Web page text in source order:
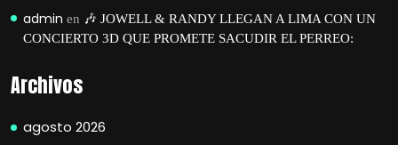
admin en 🎶 JOWELL & RANDY LLEGAN A LIMA CON UN
CONCIERTO 3D QUE PROMETE SACUDIR EL PERREO:
Archivos
agosto 2026